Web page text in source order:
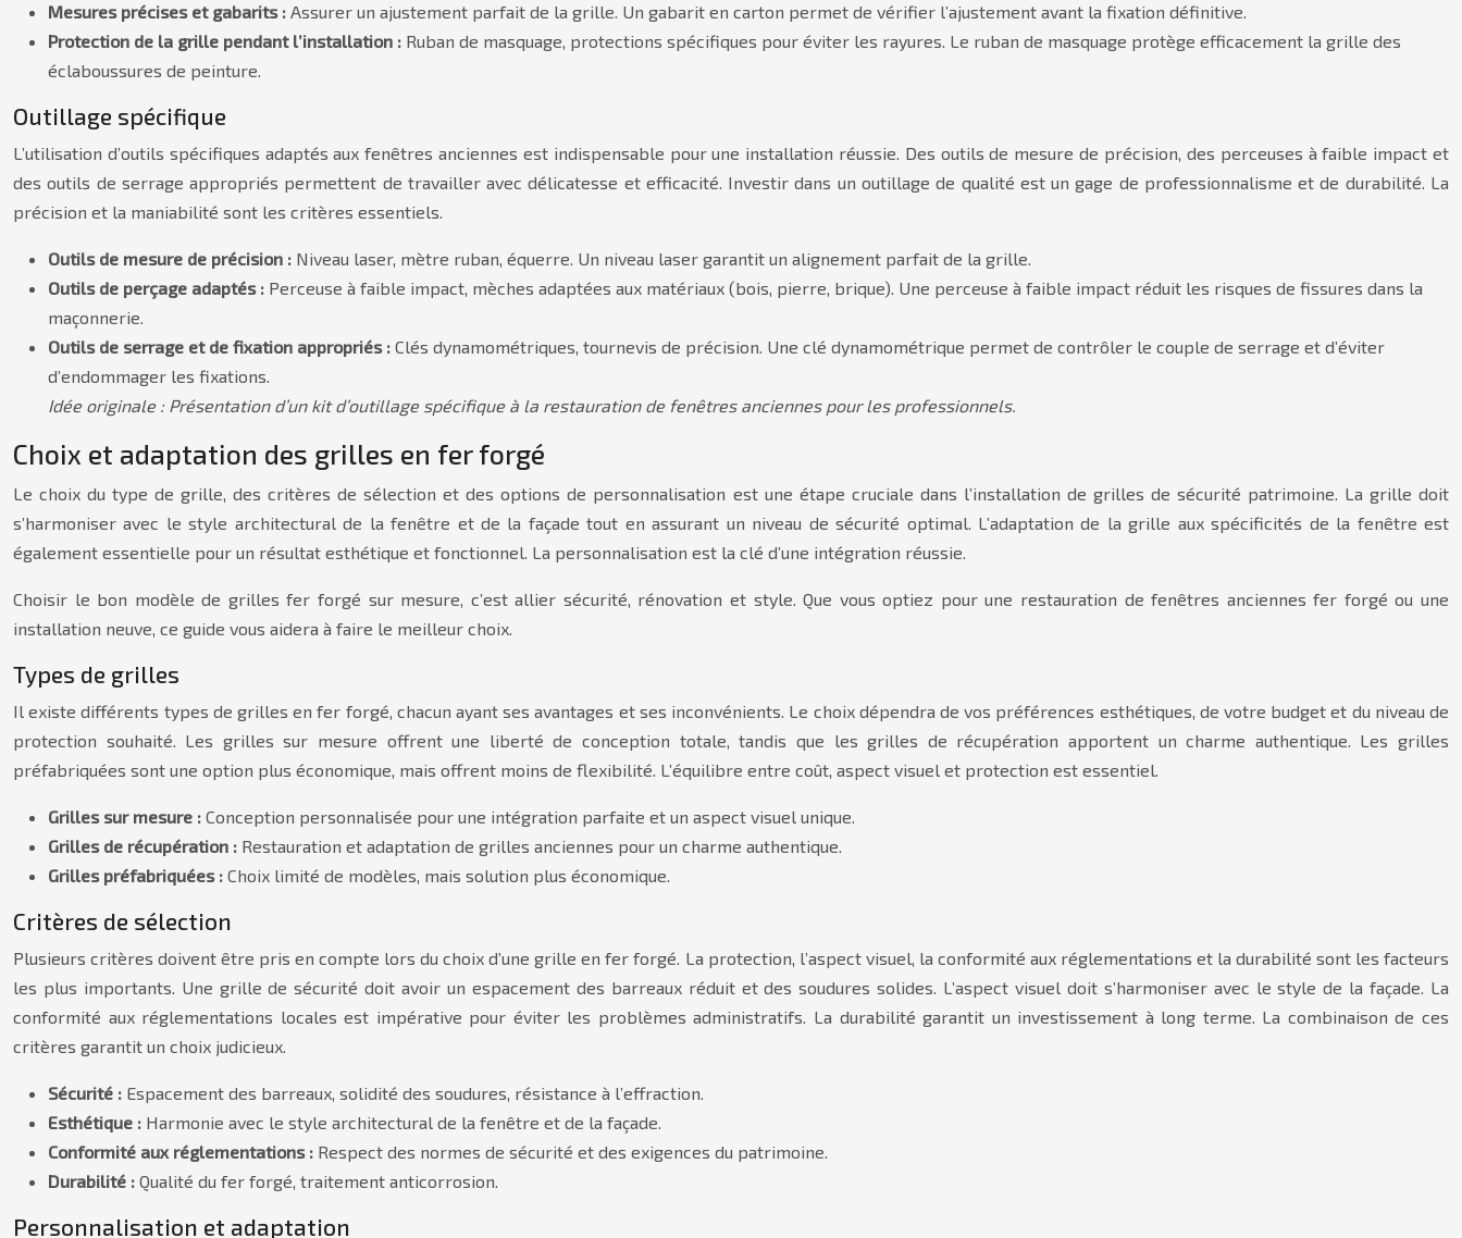
Mesures précises et gabarits : Assurer un ajustement parfait de la grille. Un gabarit en carton permet de vérifier l’ajustement avant la fixation définitive.
Protection de la grille pendant l’installation : Ruban de masquage, protections spécifiques pour éviter les rayures. Le ruban de masquage protège efficacement la grille des
éclaboussures de peinture.
Outillage spécifique
L’utilisation d’outils spécifiques adaptés aux fenêtres anciennes est indispensable pour une installation réussie. Des outils de mesure de précision, des perceuses à faible impact et
des outils de serrage appropriés permettent de travailler avec délicatesse et efficacité. Investir dans un outillage de qualité est un gage de professionnalisme et de durabilité. La
précision et la maniabilité sont les critères essentiels.
Outils de mesure de précision : Niveau laser, mètre ruban, équerre. Un niveau laser garantit un alignement parfait de la grille.
Outils de perçage adaptés : Perceuse à faible impact, mèches adaptées aux matériaux (bois, pierre, brique). Une perceuse à faible impact réduit les risques de fissures dans la
maçonnerie.
Outils de serrage et de fixation appropriés : Clés dynamométriques, tournevis de précision. Une clé dynamométrique permet de contrôler le couple de serrage et d’éviter
d’endommager les fixations.
Idée originale : Présentation d’un kit d’outillage spécifique à la restauration de fenêtres anciennes pour les professionnels.
Choix et adaptation des grilles en fer forgé
Le choix du type de grille, des critères de sélection et des options de personnalisation est une étape cruciale dans l’installation de grilles de sécurité patrimoine. La grille doit
s’harmoniser avec le style architectural de la fenêtre et de la façade tout en assurant un niveau de sécurité optimal. L’adaptation de la grille aux spécificités de la fenêtre est
également essentielle pour un résultat esthétique et fonctionnel. La personnalisation est la clé d’une intégration réussie.
Choisir le bon modèle de grilles fer forgé sur mesure, c’est allier sécurité, rénovation et style. Que vous optiez pour une restauration de fenêtres anciennes fer forgé ou une
installation neuve, ce guide vous aidera à faire le meilleur choix.
Types de grilles
Il existe différents types de grilles en fer forgé, chacun ayant ses avantages et ses inconvénients. Le choix dépendra de vos préférences esthétiques, de votre budget et du niveau de
protection souhaité. Les grilles sur mesure offrent une liberté de conception totale, tandis que les grilles de récupération apportent un charme authentique. Les grilles
préfabriquées sont une option plus économique, mais offrent moins de flexibilité. L’équilibre entre coût, aspect visuel et protection est essentiel.
Grilles sur mesure : Conception personnalisée pour une intégration parfaite et un aspect visuel unique.
Grilles de récupération : Restauration et adaptation de grilles anciennes pour un charme authentique.
Grilles préfabriquées : Choix limité de modèles, mais solution plus économique.
Critères de sélection
Plusieurs critères doivent être pris en compte lors du choix d’une grille en fer forgé. La protection, l’aspect visuel, la conformité aux réglementations et la durabilité sont les facteurs
les plus importants. Une grille de sécurité doit avoir un espacement des barreaux réduit et des soudures solides. L’aspect visuel doit s’harmoniser avec le style de la façade. La
conformité aux réglementations locales est impérative pour éviter les problèmes administratifs. La durabilité garantit un investissement à long terme. La combinaison de ces
critères garantit un choix judicieux.
Sécurité : Espacement des barreaux, solidité des soudures, résistance à l’effraction.
Esthétique : Harmonie avec le style architectural de la fenêtre et de la façade.
Conformité aux réglementations : Respect des normes de sécurité et des exigences du patrimoine.
Durabilité : Qualité du fer forgé, traitement anticorrosion.
Personnalisation et adaptation